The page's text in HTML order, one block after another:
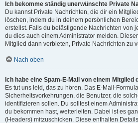
Ich bekomme ständig unerwünschte Private
Du kannst Private Nachrichten, die dir ein
löschen, indem du in deinem persönlichen
erstellst. Falls du belästigende Nachrichten von
du dies auch einem Administrator melden.
Mitglied dann verbieten, Private Nachrichten zu
Nach oben
Ich habe eine Spam-E-Mail von einem
Es tut uns leid, das zu hören. Das E-Mail-
Sicherheitsvorkehrungen, die Benutzer, die
identifizieren sollen. Du solltest einem
du bekommen hast, weiterleiten. Dabei ist es
(Headers) mitzuschicken. Diese enthalten